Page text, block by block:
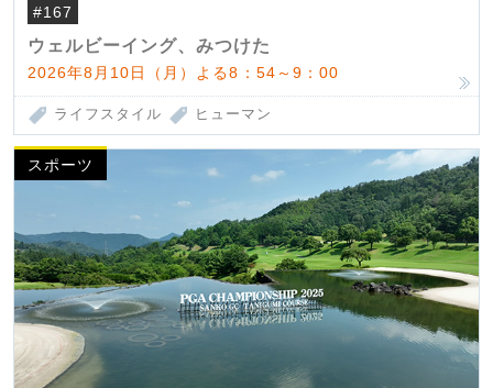
#167
ウェルビーイング、みつけた
2026年8月10日（月）よる8：54～9：00
ライフスタイル ヒューマン
スポーツ